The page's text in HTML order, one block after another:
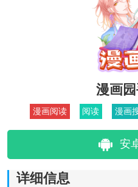
拍摄美化
漫画
漫画阅读 阅读 漫画
安
详细信息